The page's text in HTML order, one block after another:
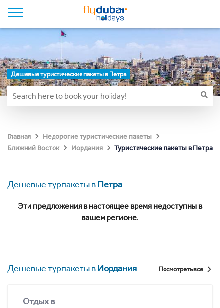
Дешевые туристические пакеты в Петра
Главная
Недорогие туристические пакеты
Ближний Восток
Иордания Туристические пакеты в Петра
Дешевые турпакеты вПетра
Эти предложения в настоящее время недоступны в
вашем регионе.
Дешевые турпакеты вИордания Посмотреть все
Отдых в